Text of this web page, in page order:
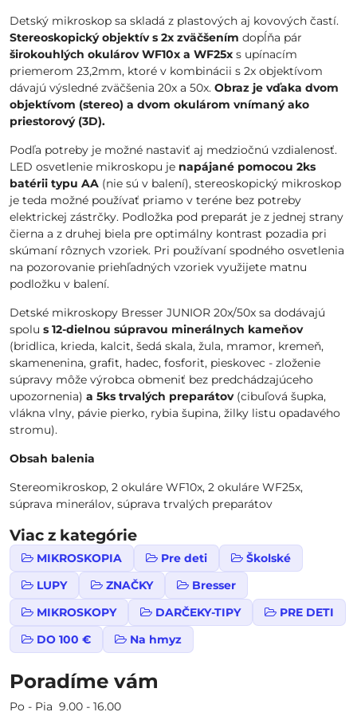
Detský mikroskop sa skladá z plastových aj kovových častí.
Stereoskopický objektív s 2x zväčšením dopĺňa pár
širokouhlých okulárov WF10x a WF25x s upínacím
priemerom 23,2mm, ktoré v kombinácii s 2x objektívom
dávajú výsledné zväčšenia 20x a 50x. Obraz je vďaka dvom
objektívom (stereo) a dvom okulárom vnímaný ako
priestorový (3D).
Podľa potreby je možné nastaviť aj medziočnú vzdialenosť.
LED osvetlenie mikroskopu je napájané pomocou 2ks
batérii typu AA (nie sú v balení), stereoskopický mikroskop
je teda možné používať priamo v teréne bez potreby
elektrickej zástrčky. Podložka pod preparát je z jednej strany
čierna a z druhej biela pre optimálny kontrast pozadia pri
skúmaní rôznych vzoriek. Pri používaní spodného osvetlenia
na pozorovanie priehľadných vzoriek využijete matnu
podložku v balení.
Detské mikroskopy Bresser JUNIOR 20x/50x sa dodávajú
spolu s 12-dielnou súpravou minerálnych kameňov
(bridlica, krieda, kalcit, šedá skala, žula, mramor, kremeň,
skamenenina, grafit, hadec, fosforit, pieskovec - zloženie
súpravy môže výrobca obmeniť bez predchádzajúceho
upozornenia) a 5ks trvalých preparátov (cibuľová šupka,
vlákna vlny, pávie pierko, rybia šupina, žilky listu opadavého
stromu).
Obsah balenia
Stereomikroskop, 2 okuláre WF10x, 2 okuláre WF25x,
súprava minerálov, súprava trvalých preparátov
Viac z kategórie
MIKROSKOPIA Pre deti
Školské
LUPY
ZNAČKY
Bresser
MIKROSKOPY
DARČEKY-TIPY
PRE DETI
DO 100 €
Na hmyz
Poradíme vám
Po - Pia 9.00 - 16.00